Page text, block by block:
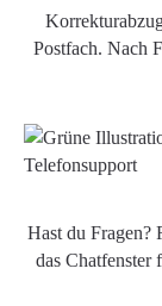
Postfach. Nach
Hast du Fragen?
das